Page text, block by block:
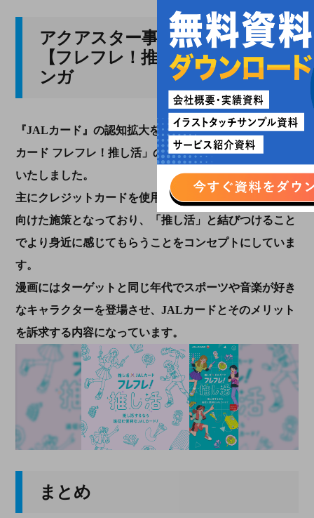
アクアスター事例：JALカード
【フレフレ！推し活】認知拡大マ
ンガ
『JALカード』の認知拡大を目的とした「推し活×JAL
カード フレフレ！推し活」の漫画とイラスト制作を担当
いたしました。
主にクレジットカードを使用する割合が少ない若年層に
向けた施策となっており、「推し活」と結びつけること
でより身近に感じてもらうことをコンセプトにしていま
す。
漫画にはターゲットと同じ年代でスポーツや音楽が好き
なキャラクターを登場させ、JALカードとそのメリット
を訴求する内容になっています。
まとめ